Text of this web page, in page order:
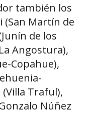
también los
(San Martín de
de los
Angostura),
Copahue),
Traful),
Núñez